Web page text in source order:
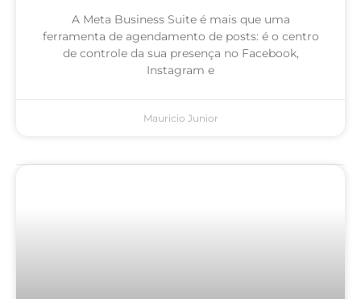
A Meta Business Suite é mais que uma
ferramenta de agendamento de posts: é o centro
de controle da sua presença no Facebook,
Instagram e
Mauricio Junior